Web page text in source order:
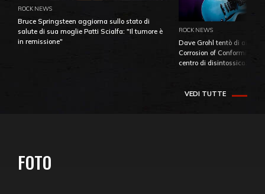
ROCK NEWS
Bruce Springsteen aggiorna sullo stato di
salute di sua moglie Patti Scialfa: "Il tumore è
in remissione"
ROCK NEWS
Dave Grohl tentò di
Corrosion of Conformity
centro di
VEDI TUTTE
FOTO